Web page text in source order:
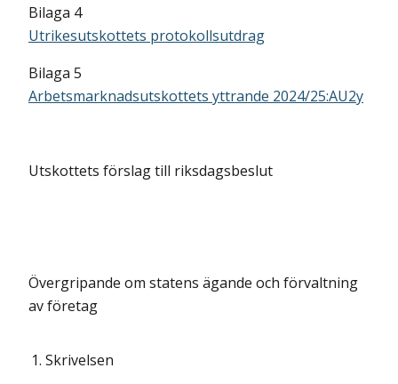
Bilaga 4
Utrikesutskottets protokollsutdrag
Bilaga 5
Arbetsmarknadsutskottets yttrande 2024/25:AU2y
Utskottets förslag till riksdagsbeslut
Övergripande om statens ägande och förvaltning
av företag
1. Skrivelsen